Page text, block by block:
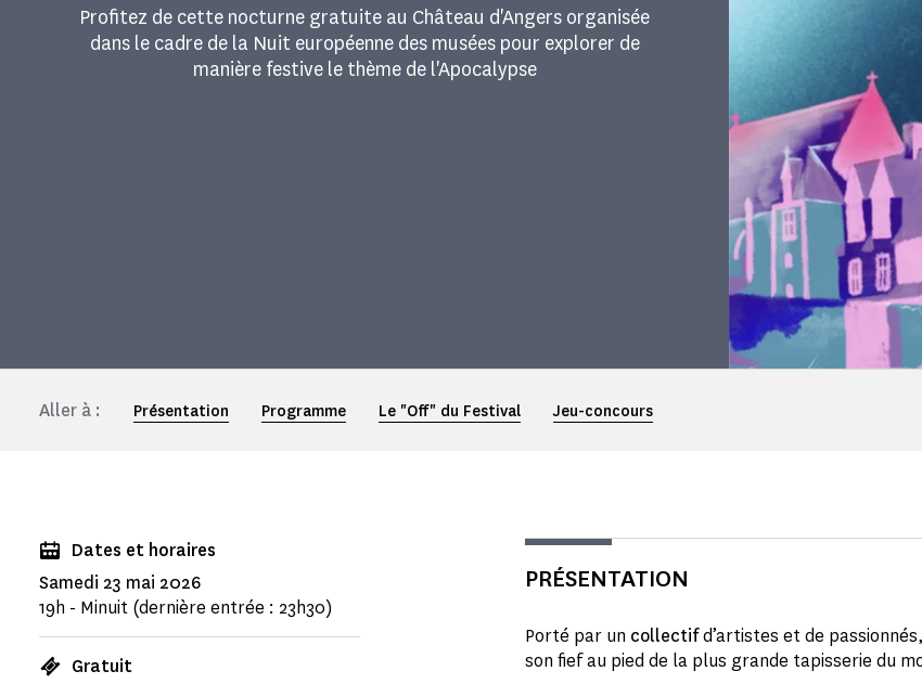
Profitez de cette nocturne gratuite au Château d'Angers organisée
dans le cadre de la Nuit européenne des musées pour explorer de
manière festive le thème de l'Apocalypse
Aller à : Présentation Programme Le "Off" du Festival Jeu-concours
Dates et horaires
Samedi 23 mai 2026
19h - Minuit (dernière entrée : 23h30)
Gratuit
PRÉSENTATION
Porté par un collectifd’artistes et de
son fief au pied de la plus grande tapisserie du